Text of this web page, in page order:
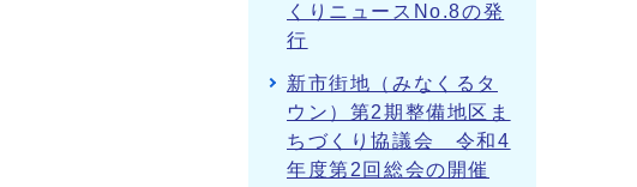
くりニュースNo.8の発
行
新市街地（みなくるタ
ウン）第2期整備地区ま
ちづくり協議会 令和4
年度第2回総会の開催